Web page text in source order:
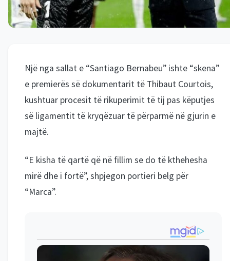
Një nga sallat e “Santiago Bernabeu” ishte “skena”
e premierës së dokumentarit të Thibaut Courtois,
kushtuar procesit të rikuperimit të tij pas këputjes
së ligamentit të kryqëzuar të përparmë në gjurin e
majtë.
“E kisha të qartë që në fillim se do të kthehesha
mirë dhe i fortë”, shpjegon portieri belg për
“Marca”.